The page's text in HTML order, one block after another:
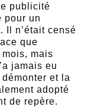
publicité
pour un
Il n’était censé
que
mais
jamais eu
démonter et la
adopté
de repère.